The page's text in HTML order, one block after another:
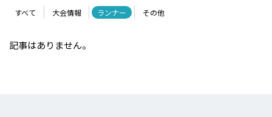
すべて 大会情報 ランナー その他
記事はありません。